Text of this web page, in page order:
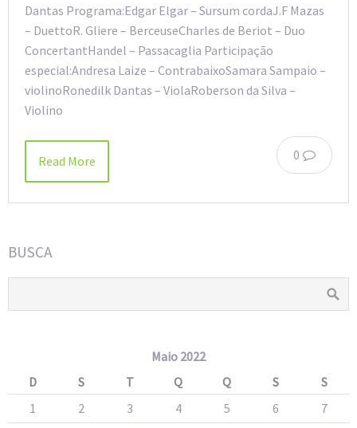
Dantas Programa:Edgar Elgar – Sursum cordaJ.F Mazas
– DuettoR. Gliere – BerceuseCharles de Beriot – Duo
ConcertantHandel – Passacaglia Participação
especial:Andresa Laize – ContrabaixoSamara Sampaio –
violinoRonedilk Dantas – ViolaRoberson da Silva –
Violino
0
Read More
BUSCA
Maio 2022
D
S T Q Q S
S
1
2 3 4 5 6
7